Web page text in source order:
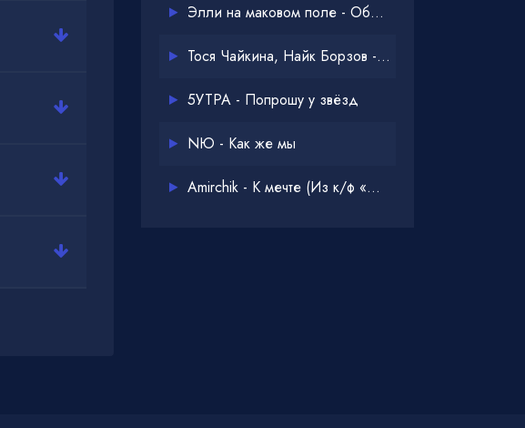
Элли на маковом поле - Обнимай
Тося Чайкина, Найк Борзов - Опять
5УТРА - Попрошу у звёзд
NЮ - Как же мы
Amirchik - К мечте (Из к/ф «Одна дома 3»)